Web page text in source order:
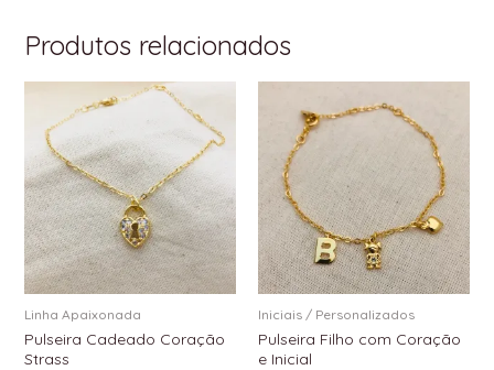
Produtos relacionados
Linha Apaixonada
Pulseira Cadeado Coração
Strass
Iniciais / Personalizados
Pulseira Filho com Coração
e Inicial